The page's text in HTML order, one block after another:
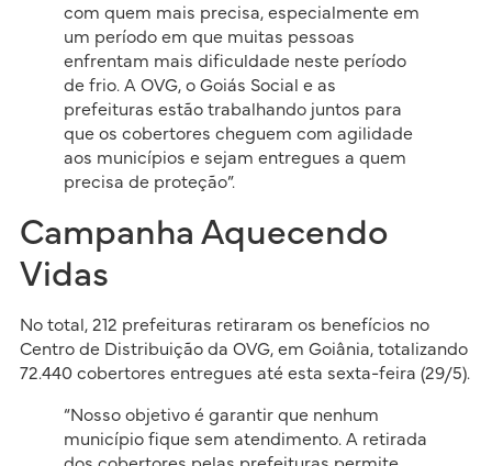
com quem mais precisa, especialmente em
um período em que muitas pessoas
enfrentam mais dificuldade neste período
de frio. A OVG, o Goiás Social e as
prefeituras estão trabalhando juntos para
que os cobertores cheguem com agilidade
aos municípios e sejam entregues a quem
precisa de proteção”.
Campanha Aquecendo
Vidas
No total, 212 prefeituras retiraram os benefícios no
Centro de Distribuição da OVG, em Goiânia, totalizando
72.440 cobertores entregues até esta sexta-feira (29/5).
“Nosso objetivo é garantir que nenhum
município fique sem atendimento. A retirada